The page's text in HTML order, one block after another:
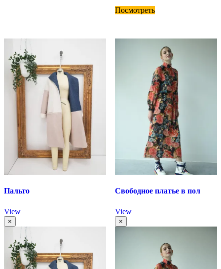
Посмотреть
Пальто
View
×
Свободное платье в пол
View
×